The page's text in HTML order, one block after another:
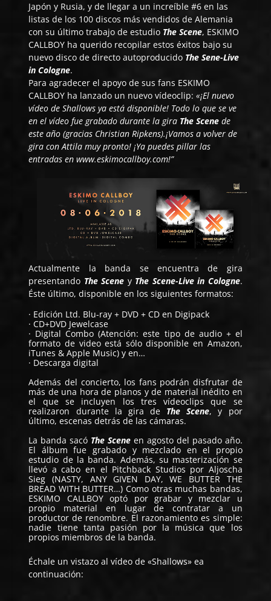
Japón y Rusia, y de llegar a un increíble #6 en las
listas de los 100 discos más vendidos de Alemania
con su último trabajo de estudio The Scene, ESKIMO
CALLBOY ha querido recopilar estos éxitos bajo su
nuevo disco de directo autoproducido The Sene-Live
in Cologne.
Para agradecer el apoyo de sus fans ESKIMO
CALLBOY ha lanzado un nuevo vídeoclip:«¡El nuevo
vídeo de Shallows ya está disponible! Todo lo que se ve
en el vídeo fue grabado durante la gira The Scene de
este año (gracias Christian Ripkens).¡Vamos a volver de
gira con Attila muy pronto! ¡Ya puedes pillar las
entradas enwww.eskimocallboy.com!”
Actualmente la banda se encuentra de gira
presentando The Scene y The Scene-Live in Cologne.
Éste último, disponible en los siguientes formatos:
· Edición Ltd. Blu-ray + DVD + CD en Digipack
· CD+DVD Jewelcase
· Digital Combo (Atención: este tipo de audio + el
formato de video está sólo disponible en Amazon,
iTunes & Apple Music) y en…
· Descarga digital
Además del concierto, los fans podrán disfrutar de
más de una hora de planos y de material inédito en
el que se incluyen los tres vídeoclips que se
realizaron durante la gira de The Scene, y por
último, escenas detrás de las cámaras.
La banda sacó The Scene en agosto del pasado año.
El álbum fue grabado y mezclado en el propio
estudio de la banda. Además, su masterización se
llevó a cabo en el Pitchback Studios por Aljoscha
Sieg (NASTY, ANY GIVEN DAY, WE BUTTER THE
BREAD WITH BUTTER…) Como otras muchas bandas,
ESKIMO CALLBOY optó por grabar y mezclar u
propio material en lugar de contratar a un
productor de renombre. El razonamiento es simple:
nadie tiene tanta pasión por la música que los
propios miembros de la banda.
Échale un vistazo al vídeo de «Shallows» ea
continuación: